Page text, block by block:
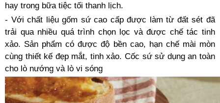
hay trong bữa tiệc tối thanh lịch.
- Với chất liệu gốm sứ cao cấp được làm từ đất sét đã
trải qua nhiều quá trình chọn lọc và được chế tác tinh
xảo. Sản phẩm có được độ bền cao, hạn chế mài mòn
cùng thiết kế đẹp mắt, tinh xảo. Cốc sứ sử dụng an toàn
cho lò nướng và lò vi sóng